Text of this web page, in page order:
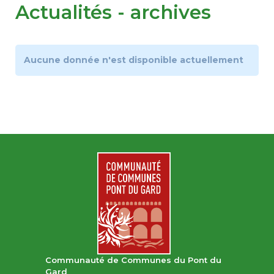
RESSOURCES ▼
GROUPES DE TRAVAIL ▼
CONTACT
Actualités - archives
Aucune donnée n'est disponible actuellement
Communauté de Communes du Pont du
Gard